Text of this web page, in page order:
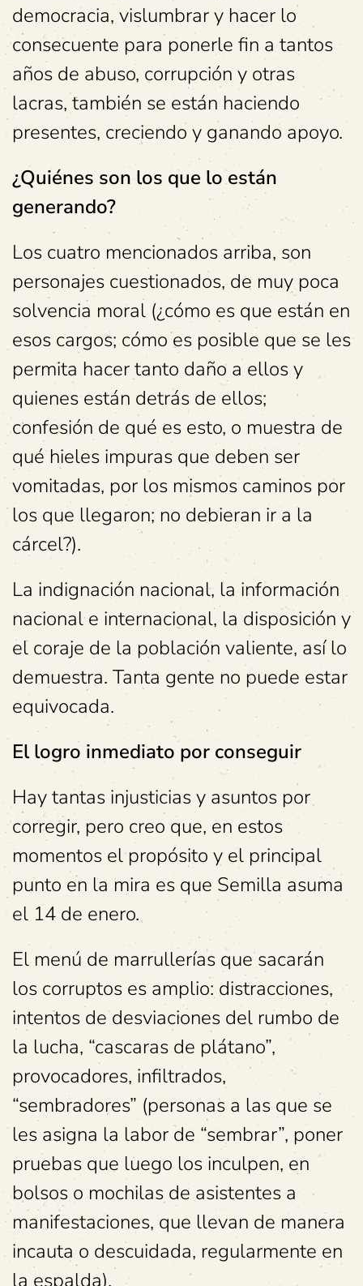
democracia, vislumbrar y hacer lo
consecuente para ponerle fin a tantos
años de abuso, corrupción y otras
lacras, también se están haciendo
presentes, creciendo y ganando apoyo.
¿Quiénes son los que lo están
generando?
Los cuatro mencionados arriba, son
personajes cuestionados, de muy poca
solvencia moral (¿cómo es que están en
esos cargos; cómo es posible que se les
permita hacer tanto daño a ellos y
quienes están detrás de ellos;
confesión de qué es esto, o muestra de
qué hieles impuras que deben ser
vomitadas, por los mismos caminos por
los que llegaron; no debieran ir a la
cárcel?).
La indignación nacional, la información
nacional e internacional, la disposición y
el coraje de la población valiente, así lo
demuestra. Tanta gente no puede estar
equivocada.
El logro inmediato por conseguir
Hay tantas injusticias y asuntos por
corregir, pero creo que, en estos
momentos el propósito y el principal
punto en la mira es que Semilla asuma
el 14 de enero.
El menú de marrullerías que sacarán
los corruptos es amplio: distracciones,
intentos de desviaciones del rumbo de
la lucha, “cascaras de plátano”,
provocadores, infiltrados,
“sembradores” (personas a las que se
les asigna la labor de “sembrar”, poner
pruebas que luego los inculpen, en
bolsos o mochilas de asistentes a
manifestaciones, que llevan de manera
incauta o descuidada, regularmente en
la espalda).